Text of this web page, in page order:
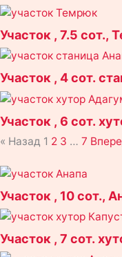
Участок , 7.5 сот.,
Участок , 4 сот.
Участок , 6 сот.
« Назад 1 2 3 … 7
Участок , 10 сот.,
Участок , 7 сот.
Страница
Страница
Страница